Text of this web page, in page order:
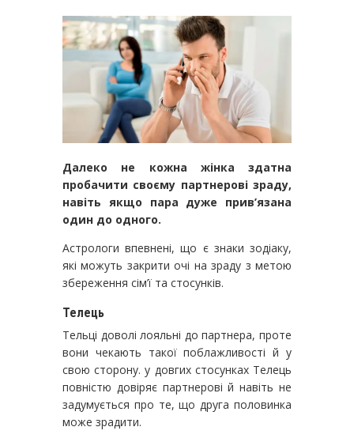
Далеко не кожна жінка здатна
пробачити своєму партнерові зраду,
навіть якщо пара дуже прив’язана
один до одного.
Астрологи впевнені, що є знаки зодіаку,
які можуть закрити очі на зраду з метою
збереження сім’ї та стосунків.
Телець
Тельці доволі лояльні до партнера, проте
вони чекають такої поблажливості й у
свою сторону. у довгих стосунках Телець
повністю довіряє партнерові й навіть не
задумується про те, що друга половинка
може зрадити.